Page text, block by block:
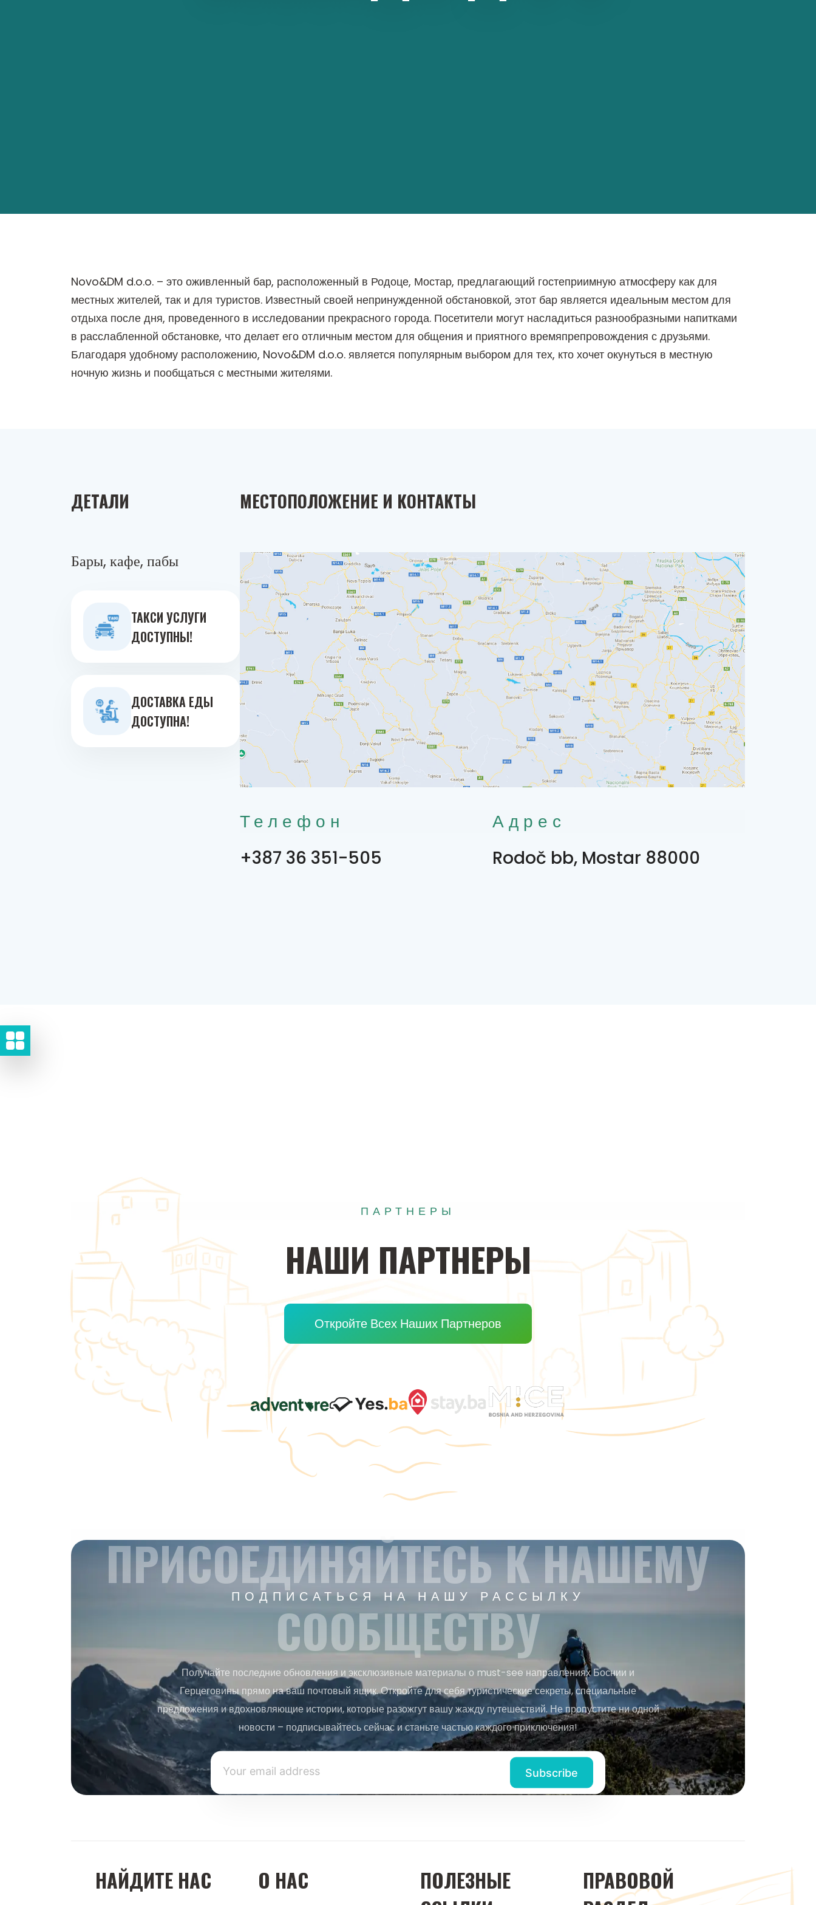
Novo&DM d.o.o. – это оживленный бар, расположенный в Родоце, Мостар, предлагающий гостеприимную атмосферу как для
местных жителей, так и для туристов. Известный своей непринужденной обстановкой, этот бар является идеальным местом для
отдыха после дня, проведенного в исследовании прекрасного города. Посетители могут насладиться разнообразными напитками
в расслабленной обстановке, что делает его отличным местом для общения и приятного времяпрепровождения с друзьями.
Благодаря удобному расположению, Novo&DM d.o.o. является популярным выбором для тех, кто хочет окунуться в местную
ночную жизнь и пообщаться с местными жителями.
ДЕТАЛИ
Бары, кафе, пабы
ТАКСИ УСЛУГИ
ДОСТУПНЫ!
ДОСТАВКА ЕДЫ
ДОСТУПНА!
МЕСТОПОЛОЖЕНИЕ И КОНТАКТЫ
Телефон
+387 36 351-505
Адрес
Rodoč bb, Mostar 88000
ПАРТНЕРЫ
НАШИ ПАРТНЕРЫ
Откройте Всех Наших Партнеров
ПОДПИСАТЬСЯ НА НАШУ РАССЫЛКУ
ПРИСОЕДИНЯЙТЕСЬ К НАШЕМУ
СООБЩЕСТВУ
Получайте последние обновления и эксклюзивные материалы о must-see направлениях Боснии и
Герцеговины прямо на ваш почтовый ящик. Откройте для себя туристические секреты, специальные
предложения и вдохновляющие истории, которые разожгут вашу жажду путешествий. Не пропустите ни одной
новости – подписывайтесь сейчас и станьте частью каждого приключения!
НАЙДИТЕ НАС О НАС
ПОЛЕЗНЫЕ
ПРАВОВОЙ